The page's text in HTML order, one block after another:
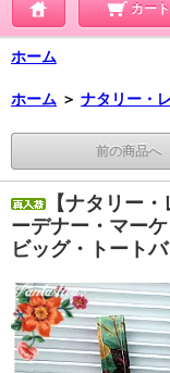
カート
ホーム
ホーム ＞ ナタリー・
前の商品へ
【ナタリー
ーデナー・マー
ビッグ・トート